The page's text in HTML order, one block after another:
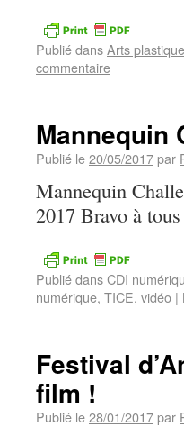
Publié dansArts
commentaire
Mannequin
Publié le20/05/2017par
Mannequin
2017 Bravo à
Publié dansCDI
numérique, TICE, vidéo |
Festival
film !
Publié le28/01/2017par